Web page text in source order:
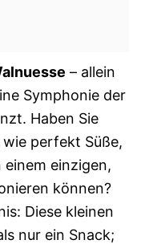
– allein
Symphonie der
Haben Sie
perfekt Süße,
einzigen,
können?
Diese kleinen
nur ein Snack;